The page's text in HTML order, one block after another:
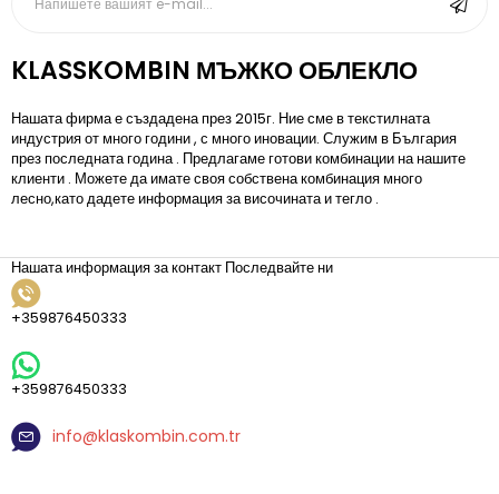
KLASSKOMBIN МЪЖКО ОБЛЕКЛО
Нашата фирма е създадена през 2015г. Ние сме в текстилната
индустрия от много години , с много иновации. Служим в България
през последната година . Предлагаме готови комбинации на нашите
клиенти . Можете да имате своя собствена комбинация много
лесно,като дадете информация за височината и тегло .
Нашата информация за контакт
+359876450333
+359876450333
info@klaskombin.com.tr
Последвайте ни